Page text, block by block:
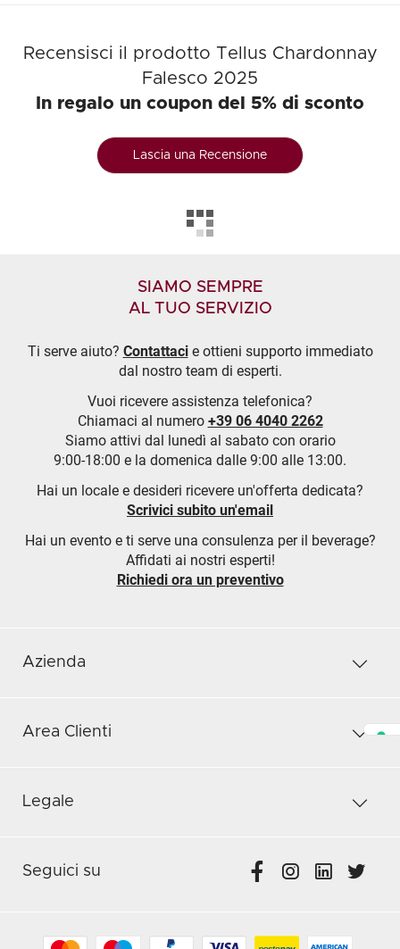
Recensisci il prodotto Tellus Chardonnay
Falesco 2025
In regalo un coupon del 5% di sconto
Lascia una Recensione
SIAMO SEMPRE
AL TUO SERVIZIO
Ti serve aiuto? Contattacie ottieni supporto immediato
dal nostro team di esperti.
Vuoi ricevere assistenza telefonica?
Chiamaci al numero +39 06 4040 2262
Siamo attivi dal lunedì al sabato con orario
9:00-18:00 e la domenica dalle 9:00 alle 13:00.
Hai un locale e desideri ricevere un'offerta dedicata?
Scrivici subito un'email
Hai un evento e ti serve una consulenza per il beverage?
Affidati ai nostri esperti!
Richiedi ora un preventivo
Azienda
Area Clienti
Legale
Seguici su